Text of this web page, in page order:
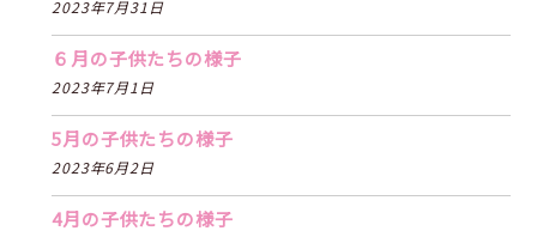
2023年7月31日
６月の子供たちの様子
2023年7月1日
5月の子供たちの様子
2023年6月2日
4月の子供たちの様子